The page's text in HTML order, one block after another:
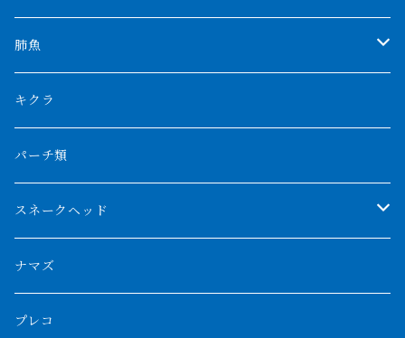
特殊アロワナ
厳選 過背金龍
フルゴールデンクロスバック
ブルーベースクロスバック
BILLY-KENオリジナルブランド紅龍
チョッパーレッド
ブルレッド
その他アジアアロワナ
特殊個体
紅龍
シルバーアロワナ
ブラックアロワナ
ダトニオプラスワン
リアルバンド
フォークバンド
フォーバータイガー
メニーバータイガー
ニューギニアダトニオ
特殊ポリプ
プラチナ個体
ショート個体
ハイブリッドポリプ
エンドリケリー
ギニア
ナイジェリア
ナイルビチャー
ナポレオンビチャー
バロ川
ビキールビキール
トゥルカナ湖
タンガニーカビチャー
シナガワダイヤ
ダイヤモンドポルカ
クロコダイル
その他淡水エイ
肺魚
ネオケラ
その他肺魚
キクラ
パーチ類
スネークヘッド
チャンナバルカ
大型スネークヘッド
ナマズ
プレコ